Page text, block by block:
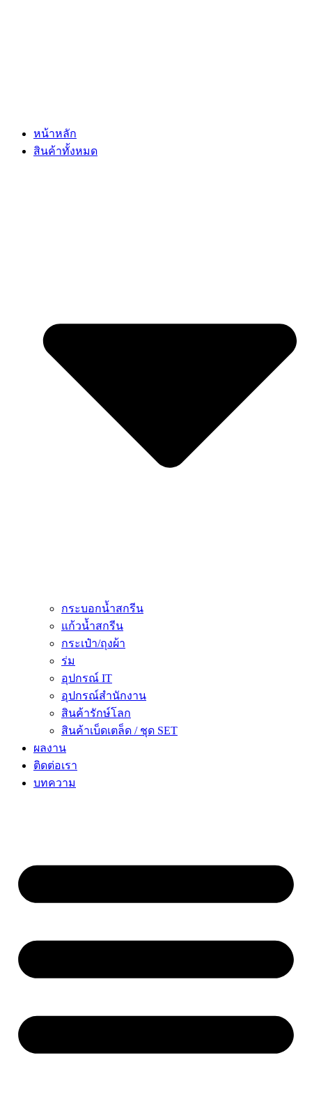
หน้าหลัก
สินค้าทั้งหมด
กระบอกน้ำสกรีน
แก้วน้ำสกรีน
กระเป๋า/ถุงผ้า
ร่ม
อุปกรณ์ IT
อุปกรณ์สำนักงาน
สินค้ารักษ์โลก
สินค้าเบ็ดเตล็ด / ชุด SET
ผลงาน
ติดต่อเรา
บทความ